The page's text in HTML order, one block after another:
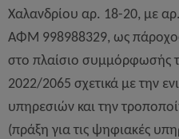
Χαλανδρίου αρ. 18-20, με
ΑΦΜ 998988329, ως
στο πλαίσιο συμμόρφωσής
2022/2065 σχετικά με την
υπηρεσιών και την
(πράξη για τις ψηφιακές